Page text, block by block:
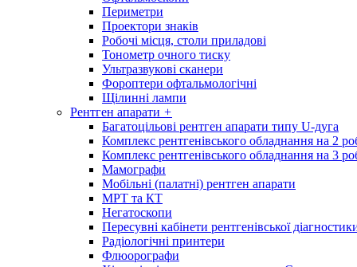
Периметри
Проектори знаків
Робочі місця, столи приладові
Тонометр очного тиску
Ультразвукові сканери
Фороптери офтальмологічні
Щілинні лампи
Рентген апарати +
Багатоцільові рентген апарати типу U-дуга
Комплекс рентгенівського обладнання на 2
Комплекс рентгенівського обладнання на 3
Мамографи
Мобільні (палатні) рентген апарати
МРТ та КТ
Негатоскопи
Пересувні кабінети рентгенівської
Радіологічні принтери
Флюорографи